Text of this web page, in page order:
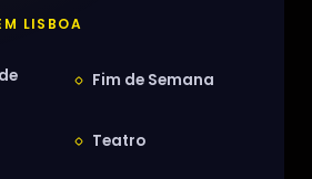
LISBOA
Fim de Semana
Teatro